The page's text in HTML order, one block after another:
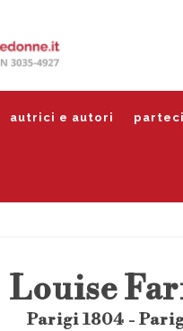
autrici e autori
Louise
Parigi 1804 -